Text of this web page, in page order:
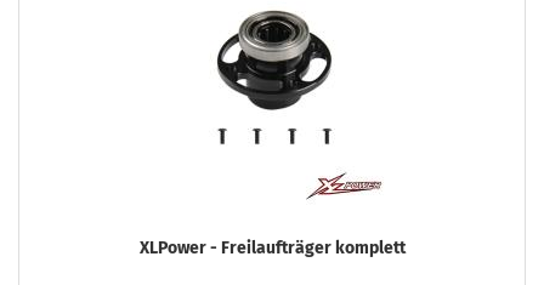
XLPower - Freilaufträger komplett